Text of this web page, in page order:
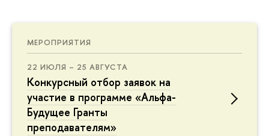
МЕРОПРИЯТИЯ
22 ИЮЛЯ – 25 АВГУСТА
Конкурсный отбор заявок на
участие в программе «Альфа-
Будущее Гранты
преподавателям»